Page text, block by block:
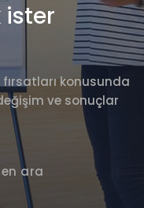
ister
konusunda
ve sonuçlar
ara